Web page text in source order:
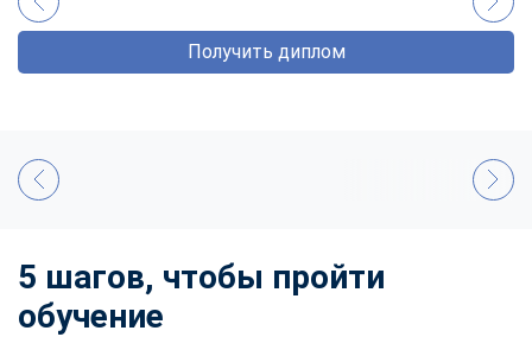
Получить диплом
5 шагов, чтобы пройти
обучение